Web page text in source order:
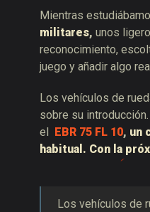
Mientras
militares, unos
reconocimiento,
juego y añadir algo
Los vehículos de
sobre su
el
EBR 75 FL 10, un
habitual. Con la
Los vehículos de